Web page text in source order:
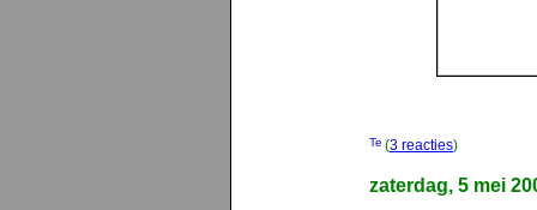
(3 reacties)
zaterdag, 5 mei